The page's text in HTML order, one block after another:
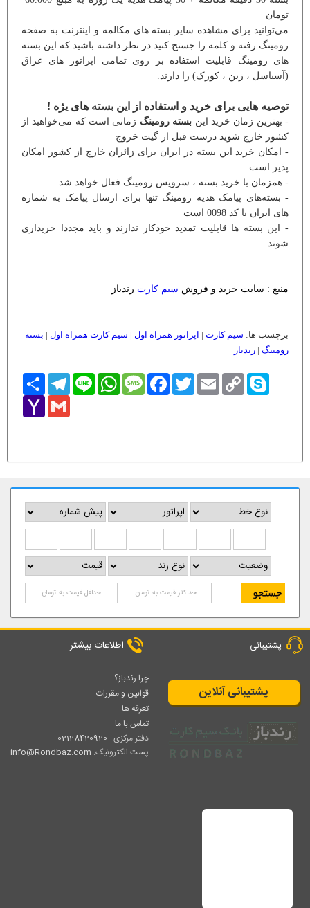
تومان
می‌توانید برای مشاهده سایر بسته های مکالمه و اینترنت به صفحه
رومینگ رفته و کلمه را جستج کنید.در نظر داشته باشید که این بسته
های رومینگ قابلیت استفاده بر روی تمامی اپراتور های عراق
(آسیاسل ، زین ، کورک) را دارند.
توصیه هایی برای خرید و استفاده از این بسته های یژه !
- بهترین زمان خرید این بسته رومینگ زمانی است که می‌خواهید از
کشور خارج شوید درست قبل از گیت خروج
- امکان خرید این بسته در ایران برای زائران خارج از کشور امکان
پذیر است
- همزمان با خرید بسته ، سرویس رومینگ فعال خواهد شد
- بسته‌های پیامک هدیه رومینگ تنها برای ارسال پیامک به شماره
های ایران با کد 0098 است
- این بسته ها قابلیت تمدید خودکار ندارند و باید مجددا خریداری
شوند
منبع : سایت خرید و فروش سیم کارت رندباز
برچسب ها: سیم کارت | اپراتور همراه اول | سیم کارت همراه اول | بسته
رومینگ | رندباز
اشتراکTelegram Line
WhatsAppMessageFacebookTwitter Email
Copy
Link
Skype
Yahoo
Mail
Gmail
پشتیبانی
پشتیبانی آنلاین
اطلاعات بیشتر
چرا رندباز؟
قوانین و مقررات
تعرفه ها
تماس با ما
دفتر مرکزی : 02128420920
پست الکترونیک: info@Rondbaz.com